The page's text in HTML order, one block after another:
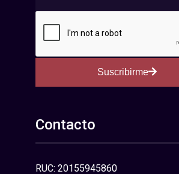
Suscribirme
Contacto
RUC: 20155945860